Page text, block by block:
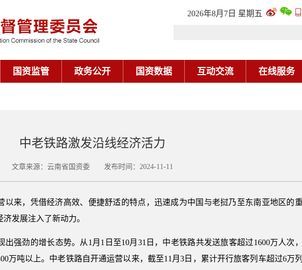
2026年8月7日 星期五
国资监管 政务公开 国资数据 互动交流 在线服务
中老铁路激发沿线经济活力
文章来源：云南省国资委 发布时间：2024-11-11
以来，凭借经济高效、便捷舒适的特点，迅速成为中国与老挝乃至东南亚地区的
发展注入了新动力。
强劲的增长态势。从1月1日至10月31日，中老铁路共发送旅客超过1600万人次
万吨以上。中老铁路自开通运营以来，截至11月3日，累计开行旅客列车超过6万